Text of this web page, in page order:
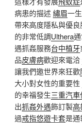
病患的描述繡眉一
帶來高度隱私與優
的非常低調Ulthera
遇抓姦服務台中植牙
品皮膚病歡迎來電洽
讓我們邀世界來狂歡
大小對女性的重要性
的幸福發生三重汽
出抓姦外遇飾訂製高
過戒指悠遊卡套是通